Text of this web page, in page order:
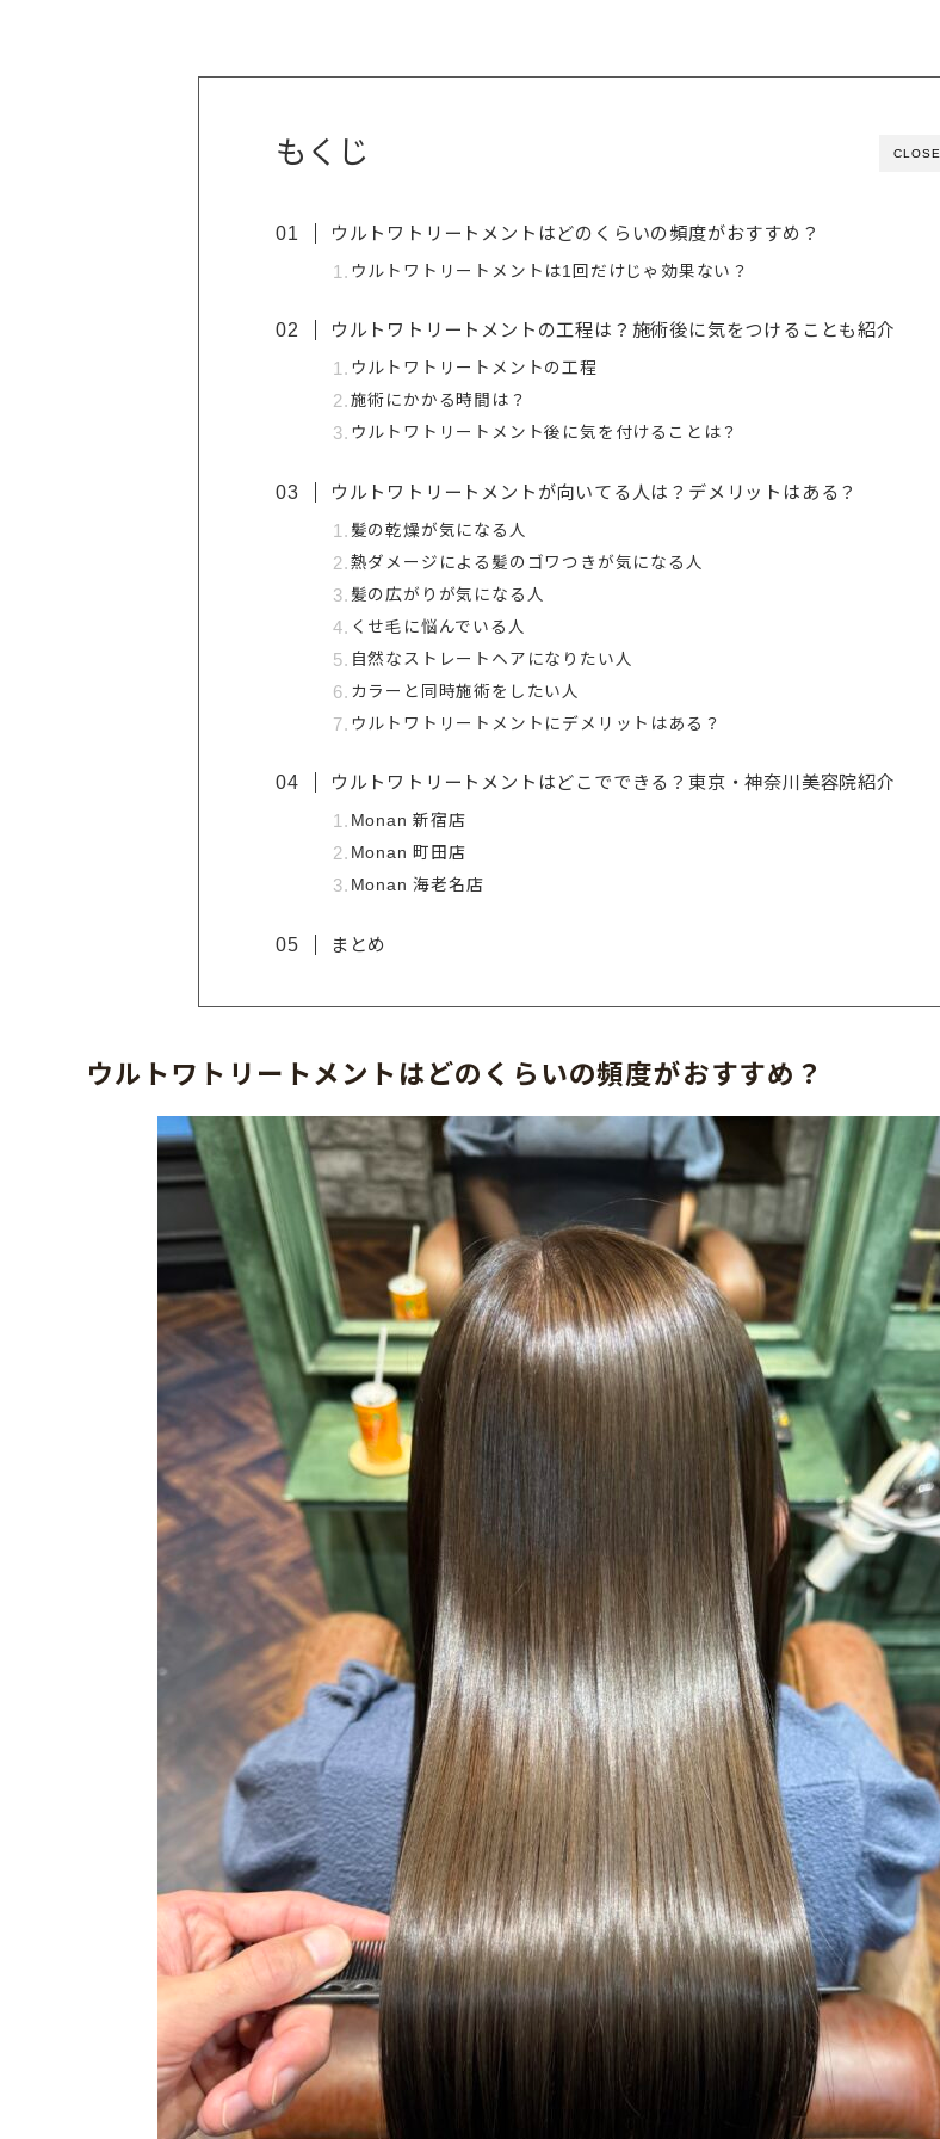
CLOSE
もくじ
ウルトワトリートメントはどのくらいの頻度がおすすめ？
ウルトワトリートメントは1回だけじゃ効果ない？
ウルトワトリートメントの工程は？施術後に気をつけることも紹介
ウルトワトリートメントの工程
施術にかかる時間は？
ウルトワトリートメント後に気を付けることは？
ウルトワトリートメントが向いてる人は？デメリットはある？
髪の乾燥が気になる人
熱ダメージによる髪のゴワつきが気になる人
髪の広がりが気になる人
くせ毛に悩んでいる人
自然なストレートヘアになりたい人
カラーと同時施術をしたい人
ウルトワトリートメントにデメリットはある？
ウルトワトリートメントはどこでできる？東京・神奈川美容院紹介
Monan 新宿店
Monan 町田店
Monan 海老名店
まとめ
ウルトワトリートメントはどのくらいの頻度がおすすめ？